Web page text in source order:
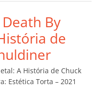
gl
e
Cl
a
ss
ro
y
Li
n
k
p
ar
til
h
ar
By
de
A História de Chuck
Estética Torta – 2021